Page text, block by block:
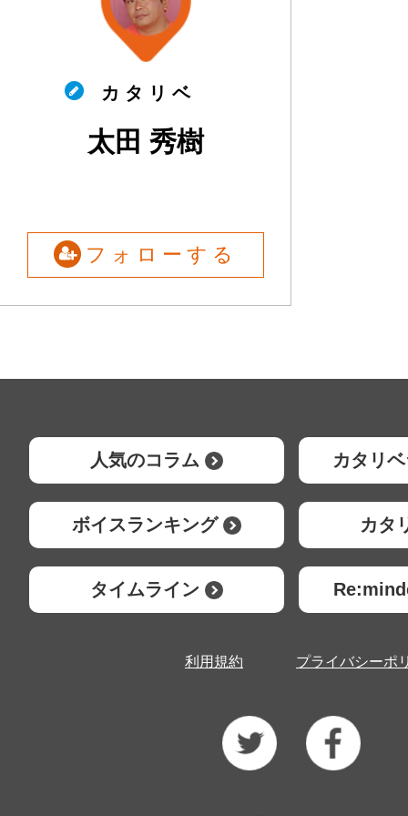
カ タ リ ベ
太田 秀樹
フォローする
人気のコラム カタリ
ボイスランキング カタ
タイムライン
利用規約 プライバシーポ